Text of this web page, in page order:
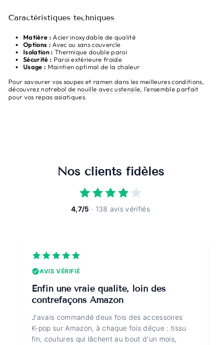
Caractéristiques techniques
Matière : Acier inoxydable de qualité
Options : Avec ou sans couvercle
Isolation : Thermique double paroi
Sécurité : Paroi extérieure froide
Usage : Maintien optimal de la chaleur
Pour savourer vos soupes et ramen dans les meilleures conditions,
découvrez notrebol de nouille avec ustensile, l'ensemble parfait
pour vos repas asiatiques.
Nos clients fidèles
4,7/5 · 138 avis vérifiés
AVIS VÉRIFIÉ
Enfin une vraie qualité, loin des
contrefaçons Amazon
J'avais commandé deux fois des accessoires
K-pop sur Amazon, à chaque fois déçue : tissu
fin, coutures qui lâchent au bout d'un mois,